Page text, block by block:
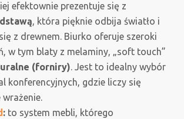
efektownie prezentuje się z
, która pięknie odbija światło i
z drewnem. Biurko oferuje szeroki
w tym blaty z melaminy, „soft touch”
(forniry). Jest to idealny wybór
konferencyjnych, gdzie liczy się
: to system mebli, którego